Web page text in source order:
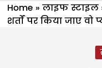
Home » लाइफ स्टाइल
शर्तों पर किया जाए वो